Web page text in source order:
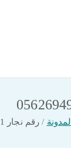
امجاد
المدونة رقم نجار 0562694961